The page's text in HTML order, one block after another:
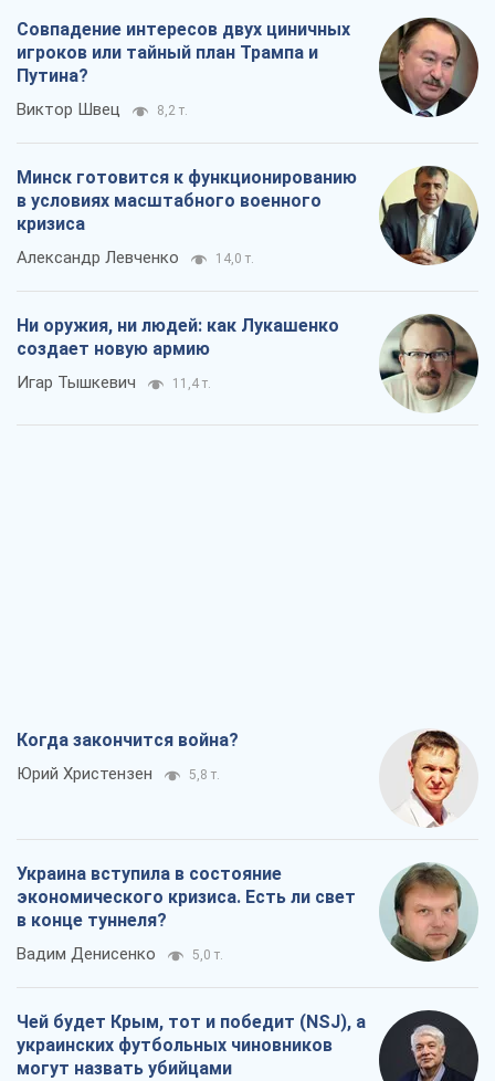
Совпадение интересов двух циничных
игроков или тайный план Трампа и
Путина?
Виктор Швец 8,2 т.
Минск готовится к функционированию
в условиях масштабного военного
кризиса
Александр Левченко 14,0 т.
Ни оружия, ни людей: как Лукашенко
создает новую армию
Игар Тышкевич 11,4 т.
Когда закончится война?
Юрий Христензен 5,8 т.
Украина вступила в состояние
экономического кризиса. Есть ли свет
в конце туннеля?
Вадим Денисенко 5,0 т.
Чей будет Крым, тот и победит (NSJ), а
украинских футбольных чиновников
могут назвать убийцами